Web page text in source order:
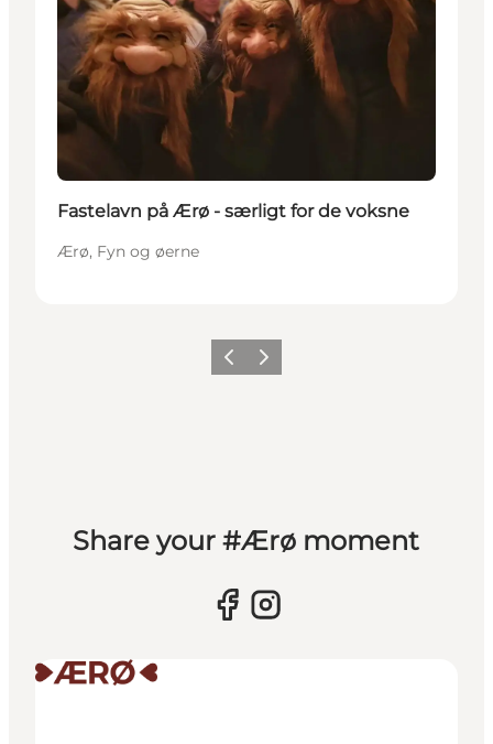
Fastelavn på Ærø - særligt for de voksne
Ærø, Fyn og øerne
ForrigeNæste
Share your #Ærø moment